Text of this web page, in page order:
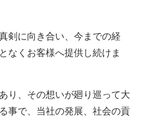
剣に向き合い、今までの経
なくお客様へ提供し続けま
り、その想いが廻り巡って大
事で、当社の発展、社会の貢